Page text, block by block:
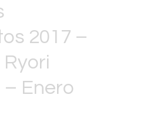
2017 –
– Enero